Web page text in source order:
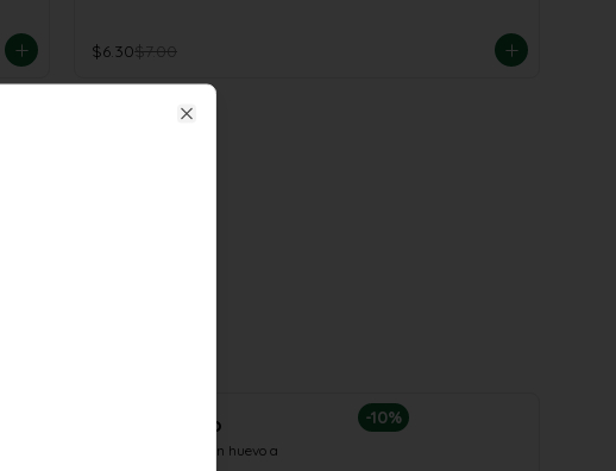
$6.30$7.00
-10%
Tigrillo Queso
Tigrillo de Queso con huevo a